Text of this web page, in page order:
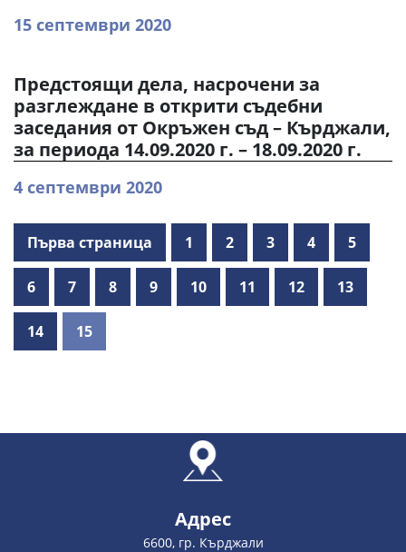
15 септември 2020
Предстоящи дела, насрочени за
разглеждане в открити съдебни
заседания от Окръжен съд – Кърджали,
за периода 14.09.2020 г. – 18.09.2020 г.
4 септември 2020
Първа страница 1 2 3 4 5
6 7 8 9 10 11 12 13
14 15
Адрес
6600, гр. Кърджали